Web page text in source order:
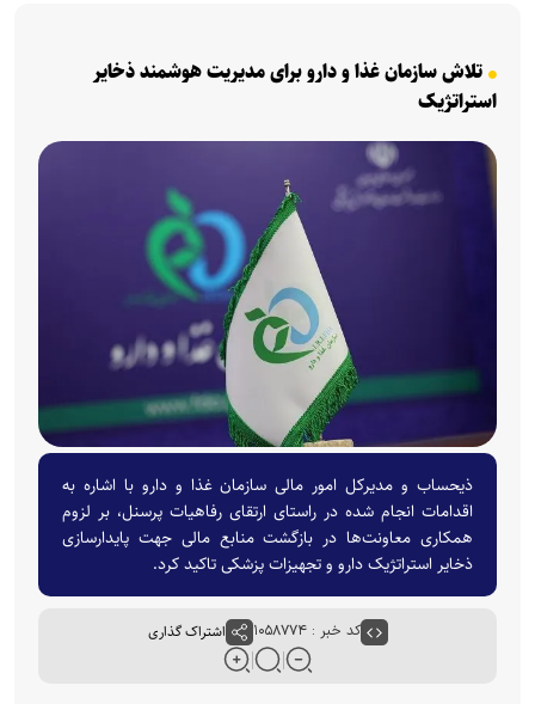
تلاش سازمان غذا و دارو برای مدیریت هوشمند ذخایر
استراتژیک
ذیحساب و مدیرکل امور مالی سازمان غذا و دارو با اشاره به
اقدامات انجام شده در راستای ارتقای رفاهیات پرسنل، بر لزوم
همکاری معاونت‌ها در بازگشت منابع مالی جهت پایدارسازی
ذخایر استراتژیک دارو و تجهیزات پزشکی تاکید کرد.
کد خبر : ۱۰۵۸۷۷۴ اشتراک گذاری